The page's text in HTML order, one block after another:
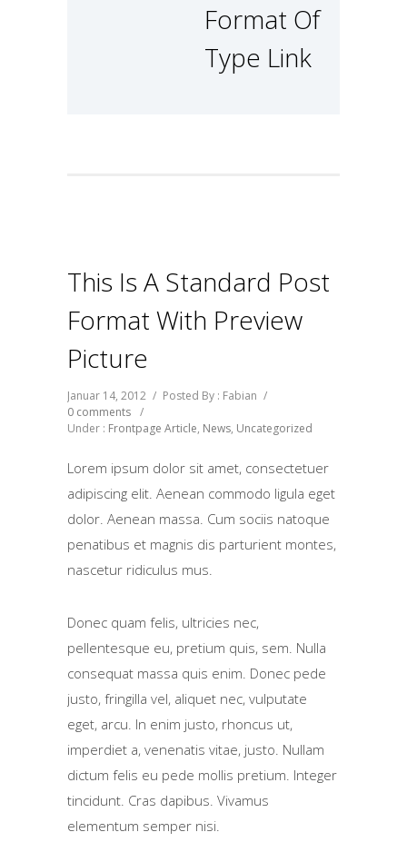
Format Of
Type Link
This Is A Standard Post
Format With Preview
Picture
Januar 14, 2012 / Posted By : Fabian /
0 comments /
Under : Frontpage Article, News, Uncategorized
Lorem ipsum dolor sit amet, consectetuer
adipiscing elit. Aenean commodo ligula eget
dolor. Aenean massa. Cum sociis natoque
penatibus et magnis dis parturient montes,
nascetur ridiculus mus.
Donec quam felis, ultricies nec,
pellentesque eu, pretium quis, sem. Nulla
consequat massa quis enim. Donec pede
justo, fringilla vel, aliquet nec, vulputate
eget, arcu. In enim justo, rhoncus ut,
imperdiet a, venenatis vitae, justo. Nullam
dictum felis eu pede mollis pretium. Integer
tincidunt. Cras dapibus. Vivamus
elementum semper nisi.